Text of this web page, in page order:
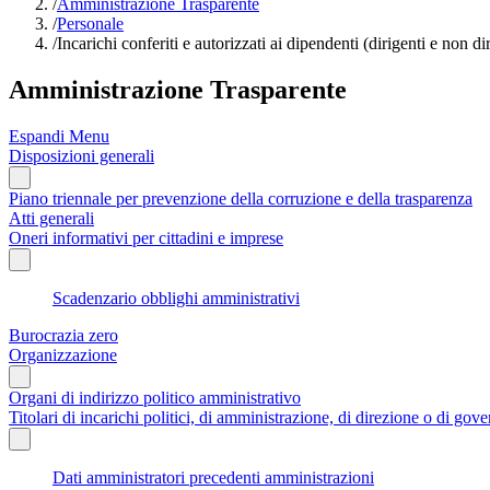
/Amministrazione Trasparente
/Personale
/Incarichi conferiti e autorizzati ai dipendenti (dirigenti e non
Amministrazione Trasparente
Espandi Menu
Disposizioni generali
Piano triennale per prevenzione della corruzione e della trasparenza
Atti generali
Oneri informativi per cittadini e imprese
Scadenzario obblighi amministrativi
Burocrazia zero
Organizzazione
Organi di indirizzo politico amministrativo
Titolari di incarichi politici, di amministrazione, di direzione o di
Dati amministratori precedenti amministrazioni